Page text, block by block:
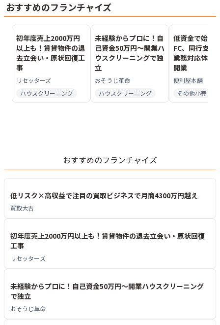
おすすめのフランチャイズ
初年度売上2000万円
以上も！賃貸物件の退
去立会い・原状回復工
事
リセッターズ
ハウスクリーニング
未経験からプロに！自
己資金50万円～開業ハ
ウスクリーニングで独
立
おそうじ革命
ハウスクリーニング
低資金で始め
FC、同行支援
業務対応体制
開業
便利屋本舗
その他小売
おすすめのフランチャイズ
低リスク×高収益で注目の買取ビジネスで月商4300万円越え
買取大吉
初年度売上2000万円以上も！賃貸物件の退去立会い・原状回復
工事
リセッターズ
未経験からプロに！自己資金50万円～開業ハウスクリーニング
で独立
おそうじ革命